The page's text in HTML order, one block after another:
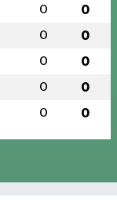
0 0
0 0
0 0
0 0
0 0